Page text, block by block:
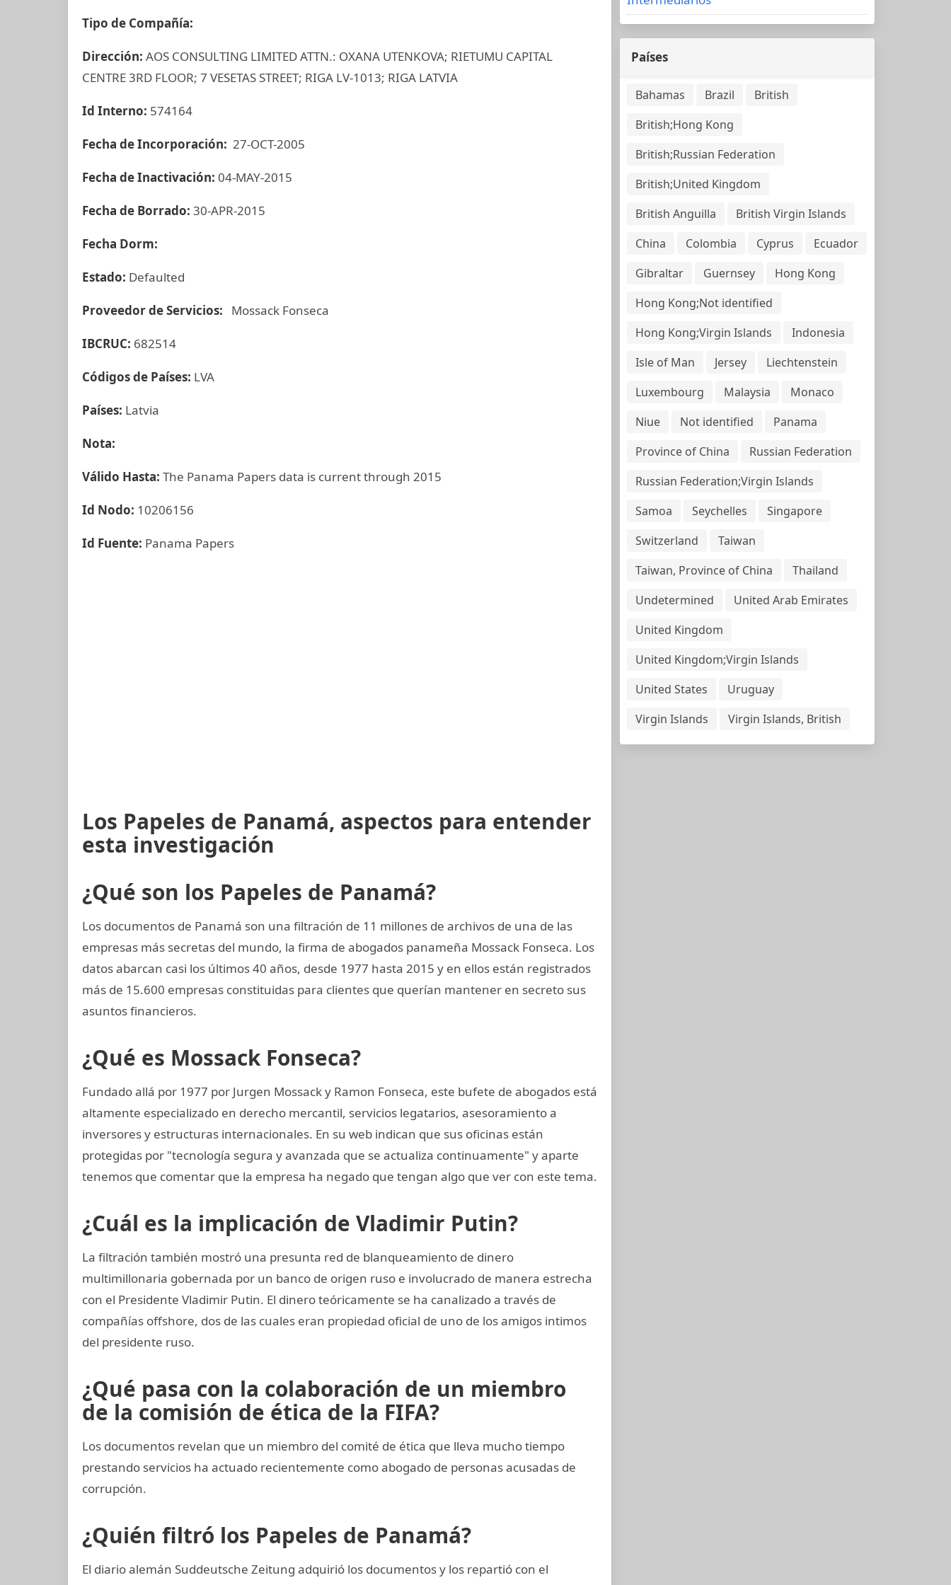
Tipo de Compañía:
Dirección: AOS CONSULTING LIMITED ATTN.: OXANA UTENKOVA; RIETUMU CAPITAL
CENTRE 3RD FLOOR; 7 VESETAS STREET; RIGA LV-1013; RIGA LATVIA
Id Interno: 574164
Fecha de Incorporación: 27-OCT-2005
Fecha de Inactivación: 04-MAY-2015
Fecha de Borrado: 30-APR-2015
Fecha Dorm:
Estado: Defaulted
Proveedor de Servicios: Mossack Fonseca
IBCRUC: 682514
Códigos de Países: LVA
Países: Latvia
Nota:
Válido Hasta: The Panama Papers data is current through 2015
Id Nodo: 10206156
Id Fuente: Panama Papers
Los Papeles de Panamá, aspectos para entender
esta investigación
¿Qué son los Papeles de Panamá?
Los documentos de Panamá son una filtración de 11 millones de archivos de una de las
empresas más secretas del mundo, la firma de abogados panameña Mossack Fonseca. Los
datos abarcan casi los últimos 40 años, desde 1977 hasta 2015 y en ellos están registrados
más de 15.600 empresas constituidas para clientes que querían mantener en secreto sus
asuntos financieros.
¿Qué es Mossack Fonseca?
Fundado allá por 1977 por Jurgen Mossack y Ramon Fonseca, este bufete de abogados está
altamente especializado en derecho mercantil, servicios legatarios, asesoramiento a
inversores y estructuras internacionales. En su web indican que sus oficinas están
protegidas por "tecnología segura y avanzada que se actualiza continuamente" y aparte
tenemos que comentar que la empresa ha negado que tengan algo que ver con este tema.
¿Cuál es la implicación de Vladimir Putin?
La filtración también mostró una presunta red de blanqueamiento de dinero
multimillonaria gobernada por un banco de origen ruso e involucrado de manera estrecha
con el Presidente Vladimir Putin. El dinero teóricamente se ha canalizado a través de
compañías offshore, dos de las cuales eran propiedad oficial de uno de los amigos intimos
del presidente ruso.
¿Qué pasa con la colaboración de un miembro
de la comisión de ética de la FIFA?
Los documentos revelan que un miembro del comité de ética que lleva mucho tiempo
prestando servicios ha actuado recientemente como abogado de personas acusadas de
corrupción.
¿Quién filtró los Papeles de Panamá?
El diario alemán Suddeutsche Zeitung adquirió los documentos y los repartió con el
Países
Bahamas Brazil
British
British;Hong Kong
British;Russian Federation
British;United Kingdom
British Anguilla
British Virgin Islands
China
Colombia Cyprus
Ecuador
Gibraltar
Guernsey
Hong Kong
Hong Kong;Not identified
Hong Kong;Virgin Islands
Indonesia
Isle of Man
Jersey
Liechtenstein
Luxembourg
Malaysia
Monaco
Niue
Not identified
Panama
Province of China
Russian Federation
Russian Federation;Virgin Islands
Samoa
Seychelles
Singapore
Switzerland
Taiwan
Taiwan, Province of China
Thailand
Undetermined
United Arab Emirates
United Kingdom
United Kingdom;Virgin Islands
United States
Uruguay
Virgin Islands
Virgin Islands, British